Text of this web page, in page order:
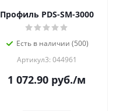
Профиль PDS-SM-3000
Есть в наличии (500)
Артикул3: 044961
1 072.90 руб./м